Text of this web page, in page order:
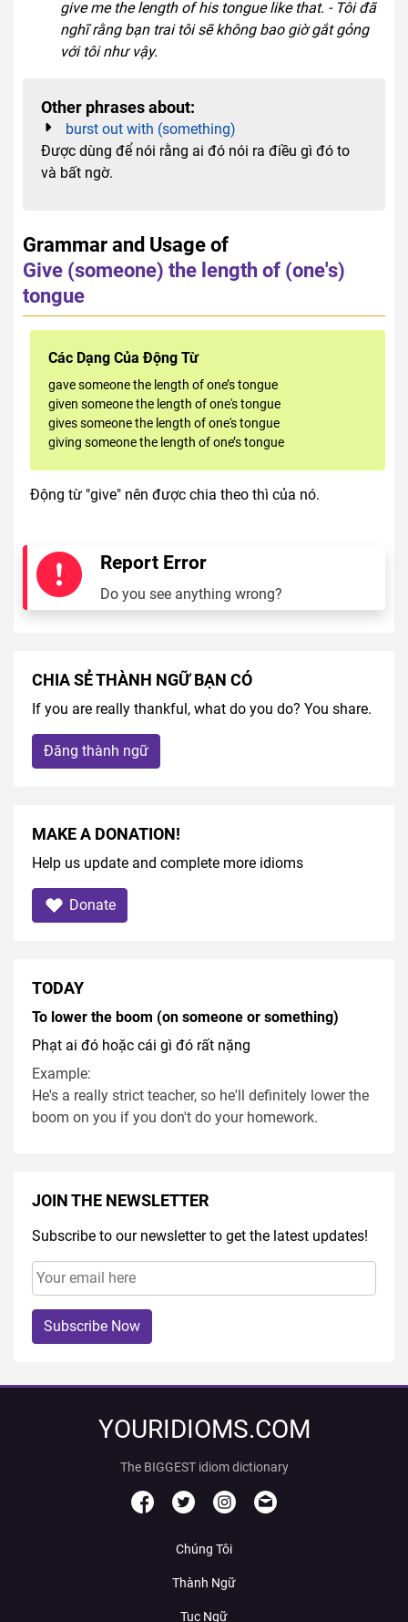
give me the length of his tongue like that. - Tôi đã
nghĩ rằng bạn trai tôi sẽ không bao giờ gắt gỏng
với tôi như vậy.
Other phrases about:
burst out with (something)
Được dùng để nói rằng ai đó nói ra điều gì đó to
và bất ngờ.
Grammar and Usage of
Give (someone) the length of (one's)
tongue
Các Dạng Của Động Từ
gave someone the length of one’s tongue
given someone the length of one's tongue
gives someone the length of one's tongue
giving someone the length of one’s tongue
Động từ "give" nên được chia theo thì của nó.
Report Error
Do you see anything wrong?
CHIA SẺ THÀNH NGỮ BẠN CÓ
If you are really thankful, what do you do? You share.
Đăng thành ngữ
MAKE A DONATION!
Help us update and complete more idioms
Donate
TODAY
To lower the boom (on someone or something)
Phạt ai đó hoặc cái gì đó rất nặng
Example:
He's a really strict teacher, so he'll definitely lower the
boom on you if you don't do your homework.
JOIN THE NEWSLETTER
Subscribe to our newsletter to get the latest updates!
Subscribe Now
YOURIDIOMS.COM
The BIGGEST idiom dictionary
Chúng Tôi
Thành Ngữ
Tục Ngữ